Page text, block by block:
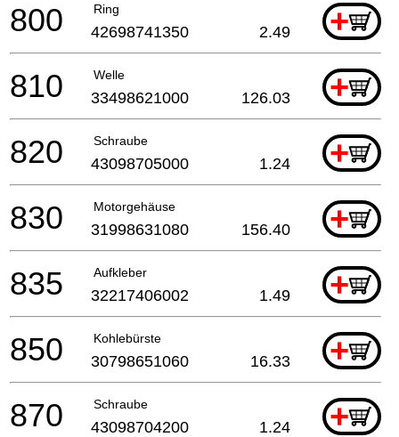
Ring +
800 42698741350 2.49
Welle +
810 33498621000 126.03
Schraube +
820 43098705000 1.24
Motorgehäuse +
830 31998631080 156.40
Aufkleber +
835 32217406002 1.49
Kohlebürste +
850 30798651060 16.33
Schraube +
870 43098704200 1.24